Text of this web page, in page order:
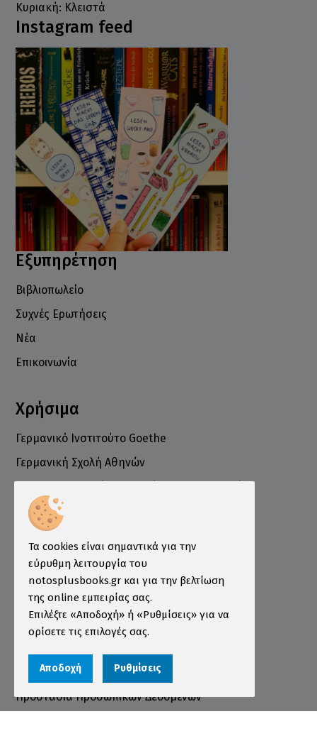
Κυριακή: Κλειστά
Instagram feed
Εξυπηρέτηση
Βιβλιοπωλείο
Συχνές Ερωτήσεις
Νέα
Επικοινωνία
Χρήσιμα
Γερμανικό Ινστιτούτο Goethe
Γερμανική Σχολή Αθηνών
Επιμελητήριο
Ινστιτούτο ÖSD Ελλάδας
Πληροφορίες
Τρόποι Παραγγελίας
Τρόποι Πληρωμής
Τρόποι Αποστολής
Όροι χρήσης
Προστασία Προσωπικών Δεδομένων
Τα cookies είναι σημαντικά για την
εύρυθμη λειτουργία του
notosplusbooks.gr και για την βελτίωση
της online εμπειρίας σας.
Επιλέξτε «Αποδοχή» ή «Ρυθμίσεις» για να
ορίσετε τις επιλογές σας.
Αποδοχή Ρυθμίσεις